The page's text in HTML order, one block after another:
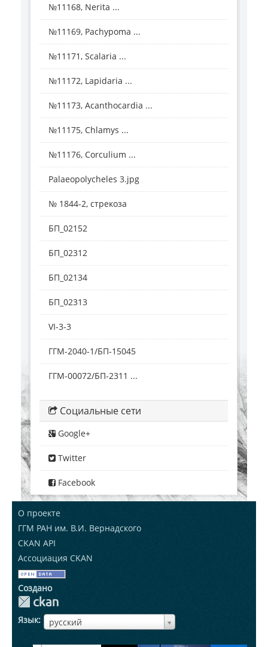
№11168, Nerita ...
№11169, Pachypoma ...
№11171, Scalaria ...
№11172, Lapidaria ...
№11173, Acanthocardia ...
№11175, Chlamys ...
№11176, Corculium ...
Palaeopolycheles 3.jpg
№ 1844-2, стрекоза
БП_02152
БП_02312
БП_02134
БП_02313
VI-3-3
ГГМ-2040-1/БП-15045
ГГМ-00072/БП-2311 ...
Социальные сети
Google+
Twitter
Facebook
О проекте
ГГМ РАН им. В.И. Вернадского
CKAN API
Ассоциация CKAN
Создано
Язык русский
ЯзыкЯзык